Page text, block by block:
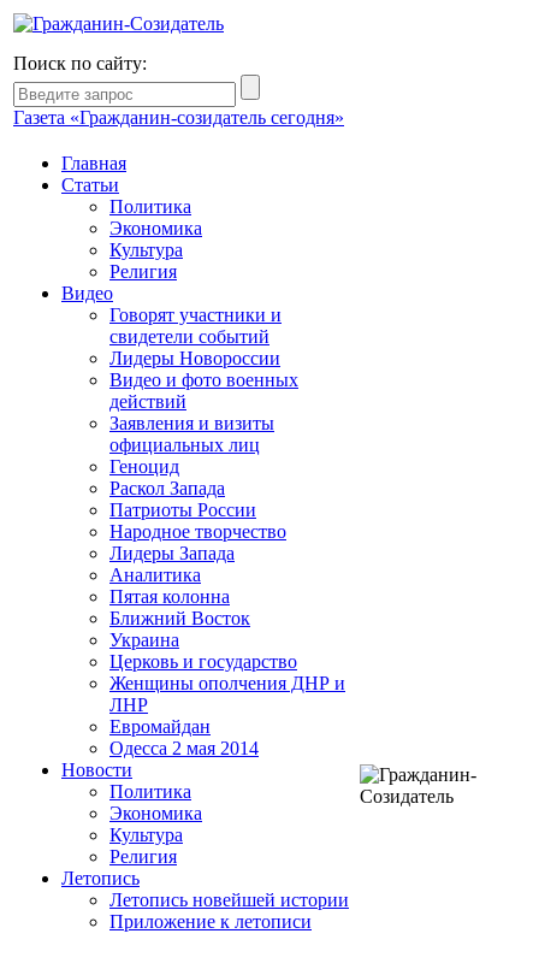
Поиск по сайту:
Газета «Гражданин-созидатель сегодня»
Главная
Статьи
Политика
Экономика
Культура
Религия
Видео
Говорят участники и
свидетели событий
Лидеры Новороссии
Видео и фото военных
действий
Заявления и визиты
официальных лиц
Геноцид
Раскол Запада
Патриоты России
Народное творчество
Лидеры Запада
Аналитика
Пятая колонна
Ближний Восток
Украина
Церковь и государство
Женщины ополчения ДНР и
ЛНР
Евромайдан
Одесса 2 мая 2014
Новости
Политика
Экономика
Культура
Религия
Летопись
Летопись новейшей истории
Приложение к летописи